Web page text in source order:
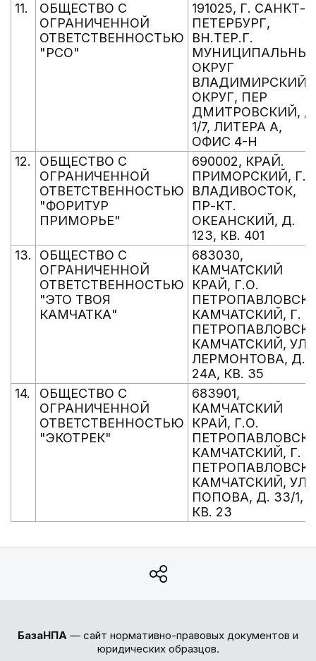
11.
ОБЩЕСТВО С
ОГРАНИЧЕННОЙ
ОТВЕТСТВЕННОСТЬЮ
"РСО"
191025, Г. САНКТ-
ПЕТЕРБУРГ,
ВН.ТЕР.Г.
ОКРУГ
ВЛАДИМИРСКИЙ
ОКРУГ, ПЕР
ДМИТРОВСКИЙ,
1/7, ЛИТЕРА А,
ОФИС 4-Н
12.
ОБЩЕСТВО С
ОГРАНИЧЕННОЙ
ОТВЕТСТВЕННОСТЬЮ
"ФОРИТУР
ПРИМОРЬЕ"
690002, КРАЙ.
ПРИМОРСКИЙ, Г.
ВЛАДИВОСТОК,
ПР-КТ.
ОКЕАНСКИЙ, Д.
123, КВ. 401
13.
ОБЩЕСТВО С
ОГРАНИЧЕННОЙ
ОТВЕТСТВЕННОСТЬЮ
"ЭТО ТВОЯ
КАМЧАТКА"
683030,
КАМЧАТСКИЙ
КРАЙ, Г.О.
ПЕТРОПАВЛОВСК-
КАМЧАТСКИЙ, Г.
ПЕТРОПАВЛОВСК-
КАМЧАТСКИЙ, УЛ.
ЛЕРМОНТОВА, Д.
24А, КВ. 35
14.
ОБЩЕСТВО С
ОГРАНИЧЕННОЙ
ОТВЕТСТВЕННОСТЬЮ
"ЭКОТРЕК"
683901,
КАМЧАТСКИЙ
КРАЙ, Г.О.
ПЕТРОПАВЛОВСК-
КАМЧАТСКИЙ, Г.
ПЕТРОПАВЛОВСК-
КАМЧАТСКИЙ, УЛ.
ПОПОВА, Д. 33/1,
КВ. 23
БазаНПА — сайт нормативно-правовых документов и
юридических образцов.